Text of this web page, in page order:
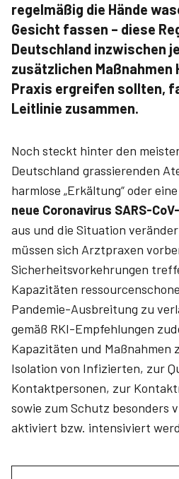
regelmäßig die Hände
Gesicht fassen – diese
Deutschland inzwischen
zusätzlichen Maßnahmen
Praxis ergreifen sollten,
Leitlinie zusammen.
Noch steckt hinter den
Deutschland grassierenden
harmlose „Erkältung“ oder
neue Coronavirus SARS-
aus und die Situation
müssen sich Arztpraxen
Sicherheitsvorkehrungen
Kapazitäten
Pandemie-Ausbreitung zu
gemäß RKI-Empfehlungen
Kapazitäten und Maßnahmen
Isolation von Infizierten, zur
Kontaktpersonen, zur
sowie zum Schutz besonders
aktiviert bzw. intensiviert